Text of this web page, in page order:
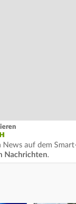
News auf dem
Nachrichten.